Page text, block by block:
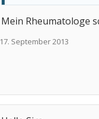
Mein Rheumatologe
17. September 2013